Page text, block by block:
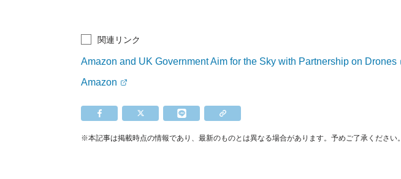
関連リンク
Amazon and UK Government Aim for the Sky with Partnership on Drones
Amazon
※本記事は掲載時点の情報であり、最新のものとは異なる場合があります。予めご了承ください。